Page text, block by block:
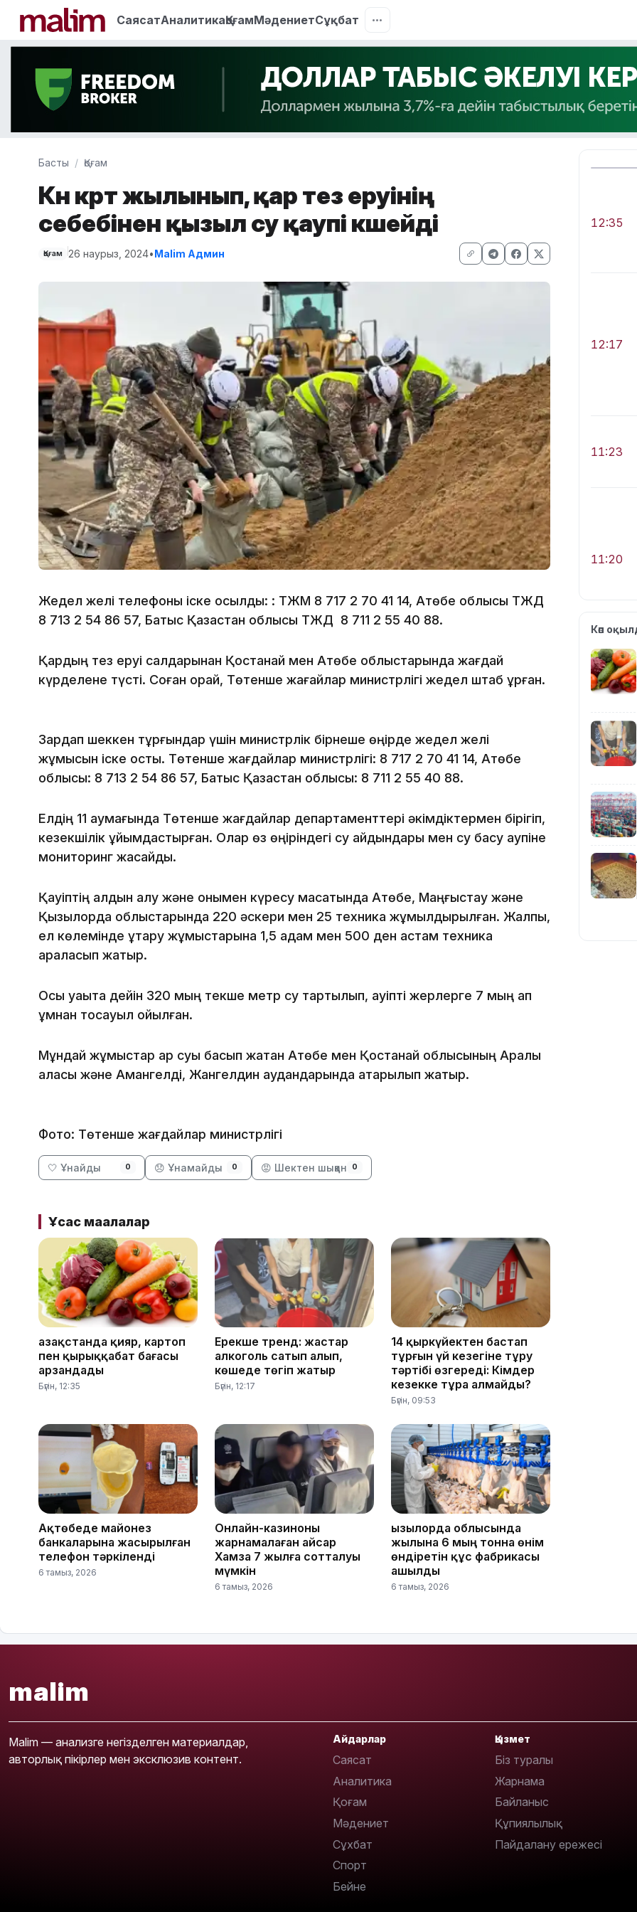
СаясатАналитикаҚоғамМәдениетСұқбат
Басты Қоғам
Күн күрт жылынып, қар тез еруінің
себебінен қызыл су қаупі күшейді
Қоғам 26 наурыз, 2024•Malim Админ
Жедел желі телефоны іске қосылды: : ТЖМ 8 717 2 70 41 14, Ақтөбе облысы ТЖД
8 713 2 54 86 57, Батыс Қазақстан облысы ТЖД 8 711 2 55 40 88.
Қардың тез еруі салдарынан Қостанай мен Ақтөбе облыстарында жағдай
күрделене түсті. Соған орай, Төтенше жағайлар министрлігі жедел штаб құрған.
Зардап шеккен тұрғындар үшін министрлік бірнеше өңірде жедел желі
жұмысын іске қосты. Төтенше жағдайлар министрлігі: 8 717 2 70 41 14, Ақтөбе
облысы: 8 713 2 54 86 57, Батыс Қазақстан облысы: 8 711 2 55 40 88.
Елдің 11 аумағында Төтенше жағдайлар департаменттері әкімдіктермен бірігіп,
кезекшілік ұйымдастырған. Олар өз өңіріндегі су айдындары мен су басу қаупіне
мониторинг жасайды.
Қауіптің алдын алу және онымен күресу мақсатында Ақтөбе, Маңғыстау және
Қызылорда облыстарында 220 әскери мен 25 техника жұмылдырылған. Жалпы,
ел көлемінде құтқару жұмыстарына 1,5 адам мен 500 ден астам техника
араласып жатыр.
Осы уақытқа дейін 320 мың текше метр су тартылып, қауіпті жерлерге 7 мың қап
құмнан тосқауыл қойылған.
Мұндай жұмыстар қар суы басып жатқан Ақтөбе мен Қостанай облысының Арқалық
қаласы және Амангелді, Жангелдин аудандарында атқарылып жатыр.
Фото: Төтенше жағдайлар министрлігі
🤍 Ұнайды 0 😞 Ұнамайды 0 😡 Шектен шыққан 0
Ұқсас мақалалар
Қазақстанда қияр, картоп
пен қырыққабат бағасы
арзандады
Бүгін, 12:35
Ерекше тренд: жастар
алкоголь сатып алып,
көшеде төгіп жатыр
Бүгін, 12:17
14 қыркүйектен бастап
тұрғын үй кезегіне тұру
тәртібі өзгереді: Кімдер
кезекке тұра алмайды?
Бүгін, 09:53
Ақтөбеде майонез
банкаларына жасырылған
телефон тәркіленді
6 тамыз, 2026
Онлайн-казиноны
жарнамалаған Қайсар
Хамза 7 жылға сотталуы
мүмкін
6 тамыз, 2026
Қызылорда облысында
жылына 6 мың тонна өнім
өндіретін құс фабрикасы
ашылды
6 тамыз, 2026
12:35
12:17
11:23
11:20
10:53
10:35
Көп
malim
Malim — анализге негізделген материалдар,
авторлық пікірлер мен эксклюзив контент.
Айдарлар
Саясат
Аналитика
Қоғам
Мәдениет
Сұхбат
Спорт
Бейне
Қызмет
Біз туралы
Жарнама
Байланыс
Құпиялылық
Пайдалану ережесі